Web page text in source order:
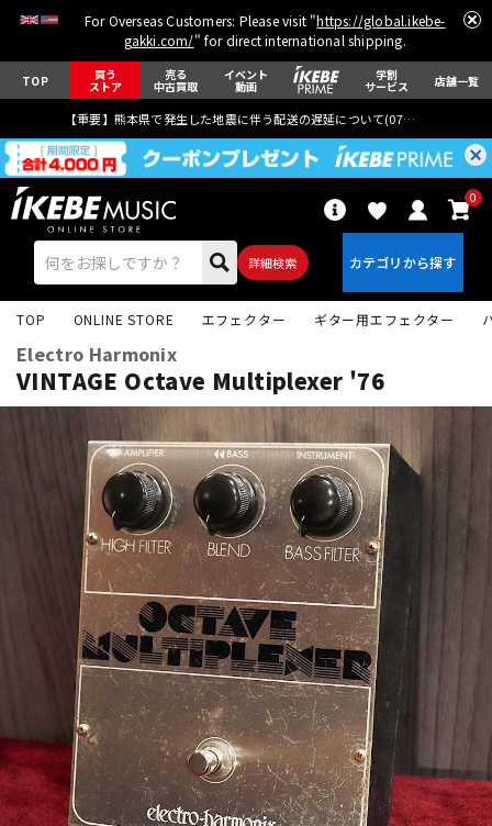
For Overseas Customers: Please visit "https://global.ikebe-
gakki.com/" for direct international shipping.
TOP 買う
ストア
売る
中古買取
イベント
動画
学割
サービス 店舗一覧
【重要】熊本県で発生した地震に伴う配送の遅延について(07月29日
詳細検索
0
エレキギター アコギ/エレアコ
ベース ウクレレ
ドラム パーカッション
キーボード 電子ピアノ
管楽器 その他楽器
TOP ONLINE STORE エフェクター ギター用エフェクター
Electro Harmonix
VINTAGE Octave Multiplexer '76